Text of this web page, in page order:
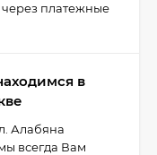
платежные
в
Алабяна
всегда Вам